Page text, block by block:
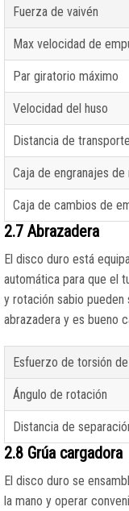
Fuerza de vaivén
Max velocidad de
Par giratorio máximo
Velocidad del huso
Distancia de
Caja de engranajes de
Caja de cambios de
2.7 Abrazadera
El disco duro está
automática para que el
y rotación sabio pueden
abrazadera y es bueno
Esfuerzo de torsión
Ángulo de rotación
Distancia de
2.8 Grúa cargadora
El disco duro se
la mano y operar